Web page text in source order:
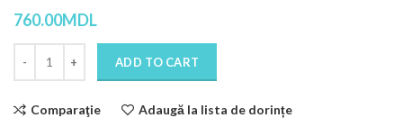
760.00MDL
ADD TO CART
Comparaţie Adaugă la lista de dorințe